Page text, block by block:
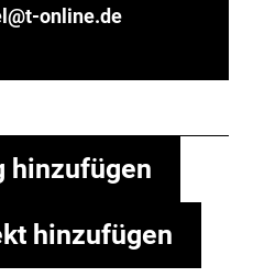
online.de
hinzufügen
hinzufügen